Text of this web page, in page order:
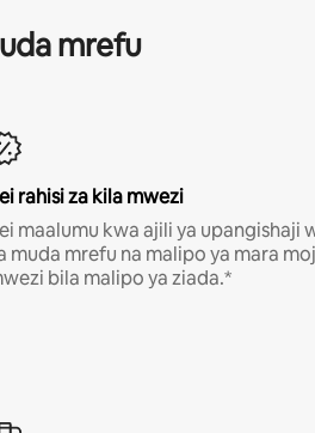
mrefu
rahisi za kila mwezi
maalumu kwa ajili ya upangishaji
muda mrefu na malipo ya mara
bila malipo ya ziada.*